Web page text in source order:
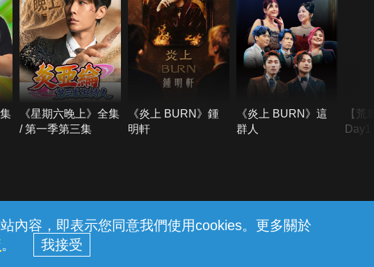
內容，即表示您同意我們使用cookies。更多關於
。
《星期六晚上》全集
/ 第一季第三集
《炎上 BURN》鍾
明軒
《炎上 BURN》這
群人
【荒
© 2026